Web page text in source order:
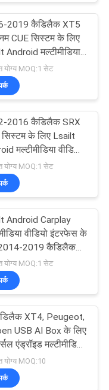
2019 कैडिलैक XT5
CUE सिस्टम के लिए
Android मल्टीमीडिया
इंटरफ़ेस
योग्य MOQ:1 सेट
2016 कैडिलैक SRX
सिस्टम के लिए Lsailt
मल्टीमीडिया वीडियो
कारप्ले के साथ
योग्य MOQ:1 सेट
Android Carplay
वीडियो इंटरफेस के
2019 कैडिलैक
क्यूई सिस्टम
योग्य MOQ:1 सेट
XT4, Peugeot,
USB AI Box के लिए
एंड्रॉइड मल्टीमीडिया
योग्य MOQ:10